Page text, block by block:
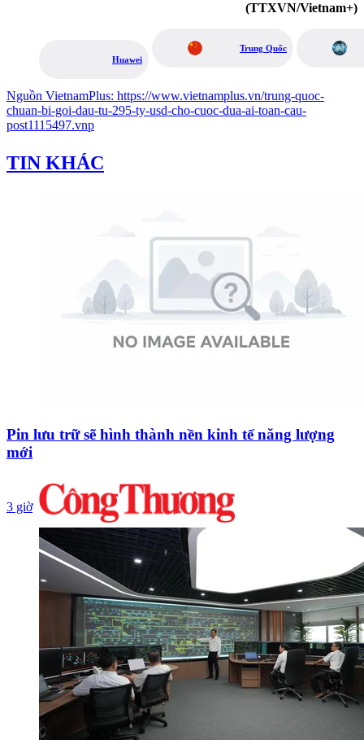
(TTXVN/Vietnam+)
Huawei
Trung Quốc
Nguồn VietnamPlus: https://www.vietnamplus.vn/trung-quoc-
chuan-bi-goi-dau-tu-295-ty-usd-cho-cuoc-dua-ai-toan-cau-
post1115497.vnp
TIN KHÁC
Pin lưu trữ sẽ hình thành nền kinh tế năng lượng
mới
3 giờ